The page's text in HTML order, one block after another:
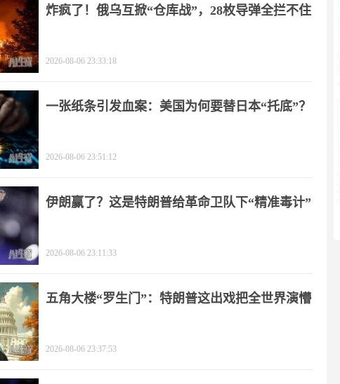
炸疯了！俄乌互掀“仓库战”，28枚导弹全拦不住
2026-08-06 23:33:18
一张纸条引发血案：美国为何要替日本“托底”？
2026-08-06 23:51:12
伊朗赢了？这是特朗普给革命卫队下“精准毒计”
2026-08-06 23:11:33
五角大楼“罗生门”：特朗普这出戏把全世界演懵
2026-08-06 23:37:53